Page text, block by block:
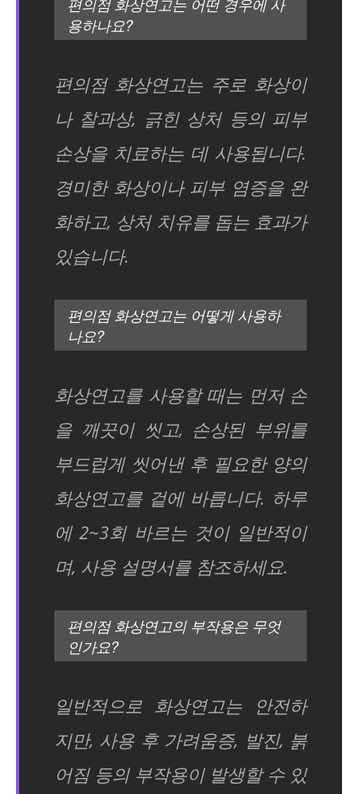
편의점 화상연고는 어떤 경우에 사
용하나요?
편의점 화상연고는 주로 화상이
나 찰과상, 긁힌 상처 등의 피부
손상을 치료하는 데 사용됩니다.
경미한 화상이나 피부 염증을 완
화하고, 상처 치유를 돕는 효과가
있습니다.
편의점 화상연고는 어떻게 사용하
나요?
화상연고를 사용할 때는 먼저 손
을 깨끗이 씻고, 손상된 부위를
부드럽게 씻어낸 후 필요한 양의
화상연고를 겉에 바릅니다. 하루
에 2~3회 바르는 것이 일반적이
며, 사용 설명서를 참조하세요.
편의점 화상연고의 부작용은 무엇
인가요?
일반적으로 화상연고는 안전하
지만, 사용 후 가려움증, 발진, 붉
어짐 등의 부작용이 발생할 수 있